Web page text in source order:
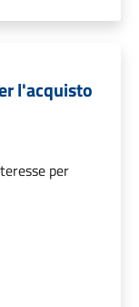
l'acquisto
per